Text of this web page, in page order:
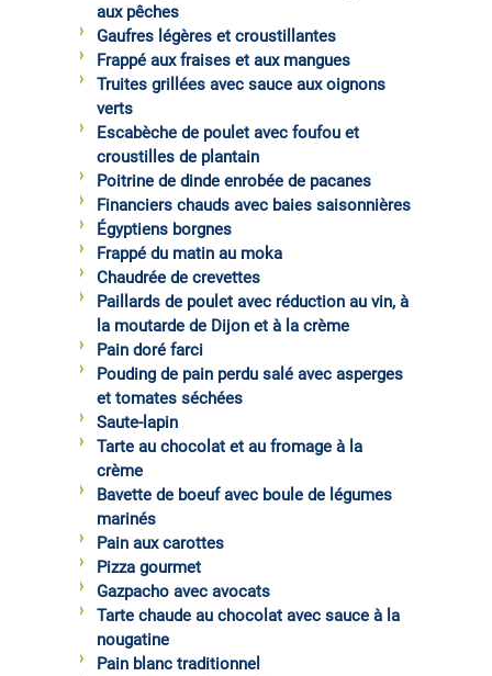
aux pêches
Gaufres légères et croustillantes
Frappé aux fraises et aux mangues
Truites grillées avec sauce aux oignons
verts
Escabèche de poulet avec foufou et
croustilles de plantain
Poitrine de dinde enrobée de pacanes
Financiers chauds avec baies saisonnières
Égyptiens borgnes
Frappé du matin au moka
Chaudrée de crevettes
Paillards de poulet avec réduction au vin, à
la moutarde de Dijon et à la crème
Pain doré farci
Pouding de pain perdu salé avec asperges
et tomates séchées
Saute-lapin
Tarte au chocolat et au fromage à la
crème
Bavette de boeuf avec boule de légumes
marinés
Pain aux carottes
Pizza gourmet
Gazpacho avec avocats
Tarte chaude au chocolat avec sauce à la
nougatine
Pain blanc traditionnel